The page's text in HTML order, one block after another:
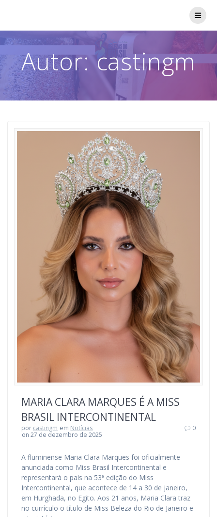
Autor:castingm
MARIA CLARA MARQUES É A MISS
BRASIL INTERCONTINENTAL
por castingm em Notícias
on 27 de dezembro de 2025
0
A fluminense Maria Clara Marques foi oficialmente
anunciada como Miss Brasil Intercontinental e
representará o país na 53ª edição do Miss
Intercontinental, que acontece de 14 a 30 de janeiro,
em Hurghada, no Egito. Aos 21 anos, Maria Clara traz
no currículo o título de Miss Beleza do Rio de Janeiro e